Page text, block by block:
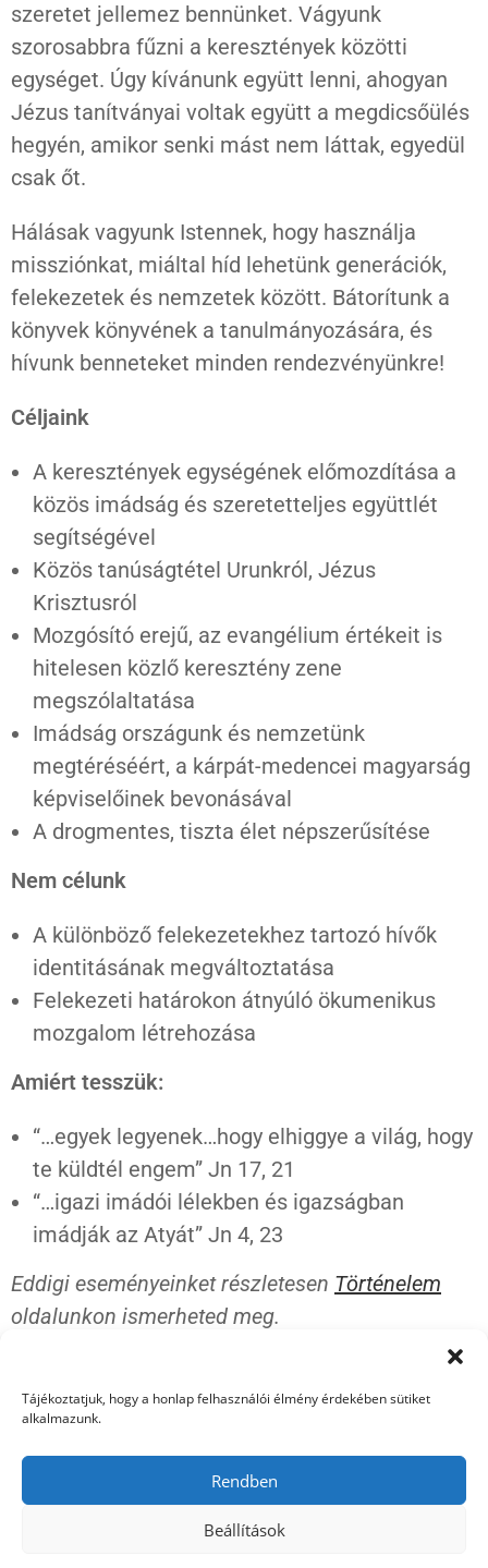
Tájékoztatjuk, hogy a honlap felhasználói élmény érdekében sütiket
alkalmazunk.
Rendben
Beállítások
szeretet jellemez bennünket. Vágyunk
szorosabbra fűzni a keresztények közötti
egységet. Úgy kívánunk együtt lenni, ahogyan
Jézus tanítványai voltak együtt a megdicsőülés
hegyén, amikor senki mást nem láttak, egyedül
csak őt.
Hálásak vagyunk Istennek, hogy használja
missziónkat, miáltal híd lehetünk generációk,
felekezetek és nemzetek között. Bátorítunk a
könyvek könyvének a tanulmányozására, és
hívunk benneteket minden rendezvényünkre!
Céljaink
A keresztények egységének előmozdítása a
közös imádság és szeretetteljes együttlét
segítségével
Közös tanúságtétel Urunkról, Jézus
Krisztusról
Mozgósító erejű, az evangélium értékeit is
hitelesen közlő keresztény zene
megszólaltatása
Imádság országunk és nemzetünk
megtéréséért, a kárpát-medencei magyarság
képviselőinek bevonásával
A drogmentes, tiszta élet népszerűsítése
Nem célunk
A különböző felekezetekhez tartozó hívők
identitásának megváltoztatása
Felekezeti határokon átnyúló ökumenikus
mozgalom létrehozása
Amiért tesszük:
“…egyek legyenek…hogy elhiggye a világ, hogy
te küldtél engem” Jn 17, 21
“…igazi imádói lélekben és igazságban
imádják az Atyát” Jn 4, 23
Eddigi eseményeinket részletesen Történelem
oldalunkon ismerheted meg.
Vízió Történelem Jegyek Utazás
Önkéntesség
Támogatás Linkek